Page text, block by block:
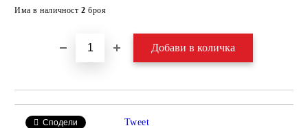
Има в наличност 2 броя
Сподели Tweet